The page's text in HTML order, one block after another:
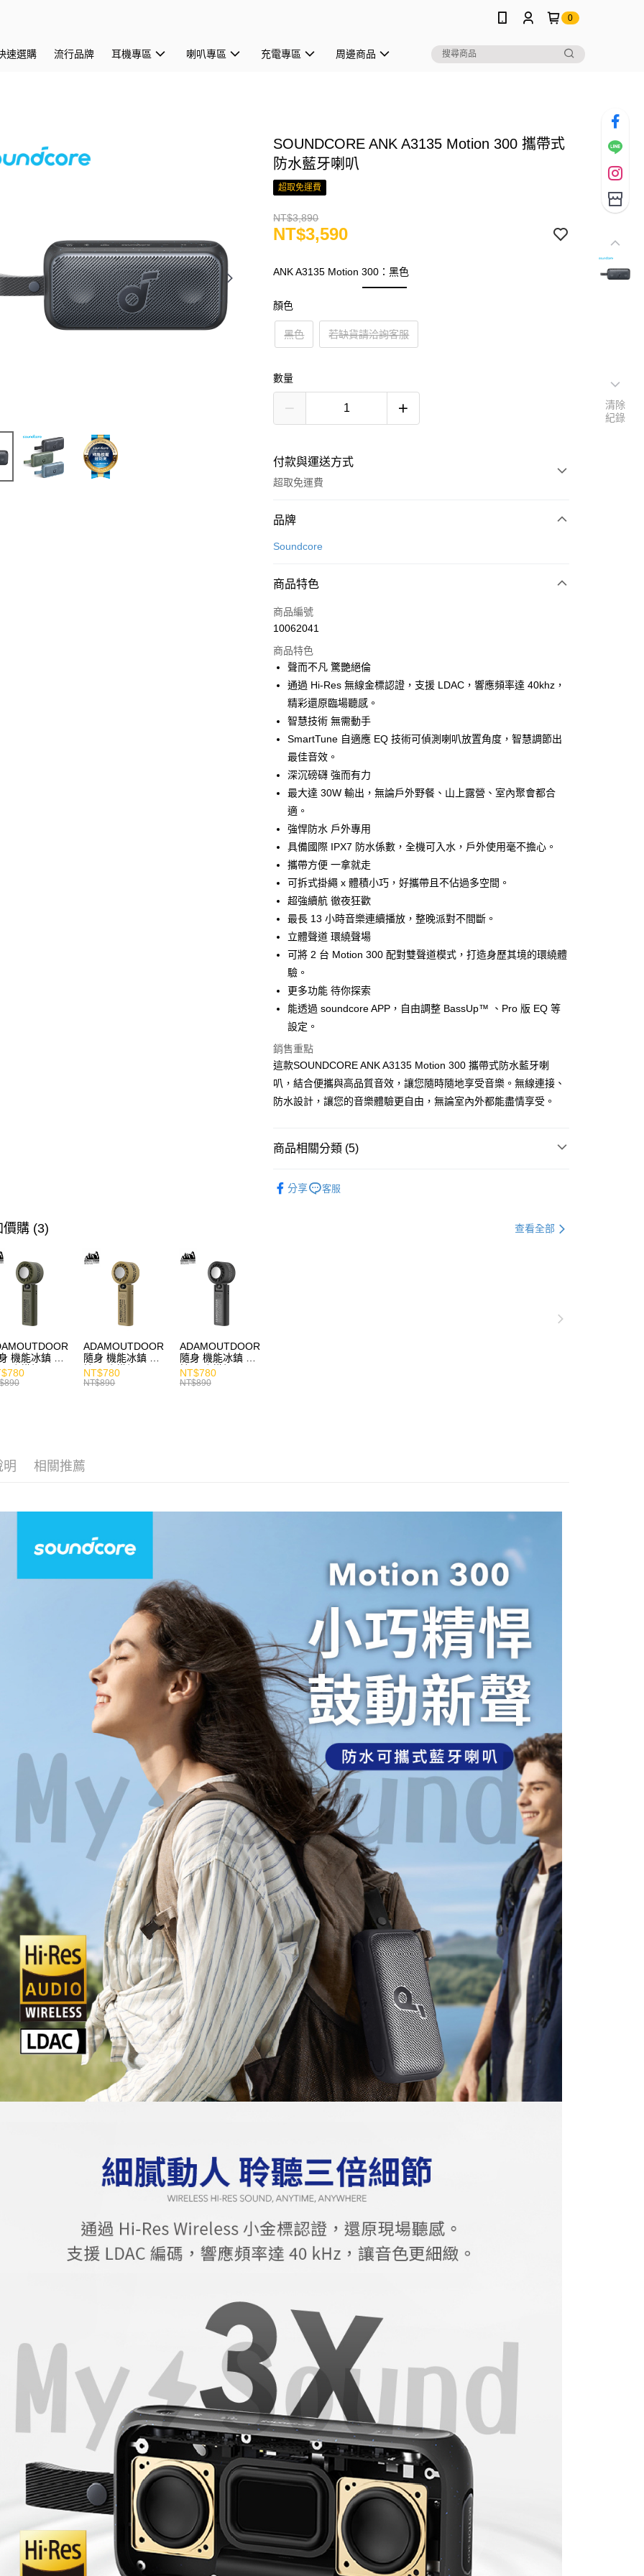
0
速選購 流行品牌 耳機專區 喇叭專區 充電專區 周邊商品
SOUNDCORE ANK A3135 Motion 300 攜帶式
防水藍牙喇叭
超取免運費
NT$3,890
NT$3,590
ANK A3135 Motion 300：黑色
顏色
黑色 若缺貨請洽詢客服
數量
付款與運送方式
超取免運費
付款方式
信用卡一次付款
街口支付
悠遊付
ATM付款
運送方式
付款後全家取貨
免運費
付款後7-11取貨
免運費
宅配
每筆NT$130，滿NT$399(含以上)免運費
品牌
Soundcore
商品特色
商品編號
10062041
商品特色
聲而不凡 驚艷絕倫
通過 Hi-Res 無線金標認證，支援 LDAC，響應頻率達 40khz，
精彩還原臨場聽感。
智慧技術 無需動手
SmartTune 自適應 EQ 技術可偵測喇叭放置角度，智慧調節出
最佳音效。
深沉磅礴 強而有力
最大達 30W 輸出，無論戶外野餐、山上露營、室內聚會都合
適。
強悍防水 戶外專用
具備國際 IPX7 防水係數，全機可入水，戶外使用毫不擔心。
攜帶方便 一拿就走
可拆式掛繩 x 體積小巧，好攜帶且不佔過多空間。
超強續航 徹夜狂歡
最長 13 小時音樂連續播放，整晚派對不間斷。
立體聲道 環繞聲場
可將 2 台 Motion 300 配對雙聲道模式，打造身歷其境的環繞體
驗。
更多功能 待你探索
能透過 soundcore APP，自由調整 BassUp™ 、Pro 版 EQ 等
設定。
銷售重點
這款SOUNDCORE ANK A3135 Motion 300 攜帶式防水藍牙喇
叭，結合便攜與高品質音效，讓您隨時隨地享受音樂。無線連接、
防水設計，讓您的音樂體驗更自由，無論室內外都能盡情享受。
商品相關分類 (5)
分享 客服
價購 (3) 查看全部
機能冰鎮 手
扇 掛繩
ADAMOUTDOOR
隨身 機能冰鎮 手
持風扇 掛繩
NT$780
NT$890
ADAMOUTDOOR
隨身 機能冰鎮 手
持風扇 掛繩
NT$780
NT$890
明 相關推薦
清除
紀錄